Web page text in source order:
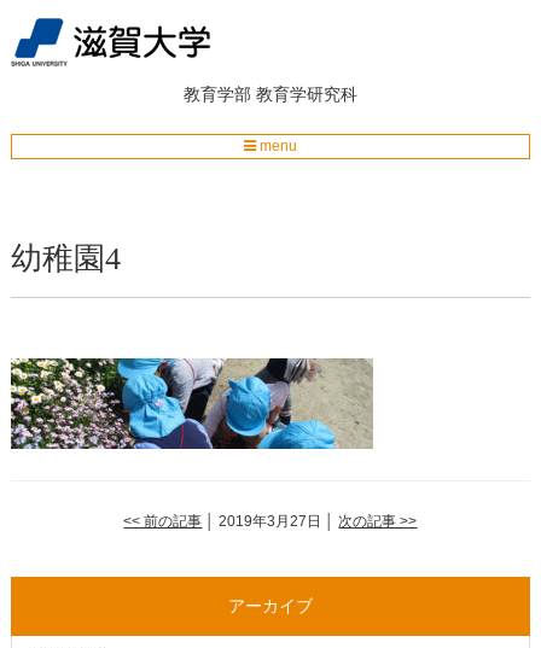
教育学部 教育学研究科
menu
幼稚園4
<< 前の記事 │ 2019年3月27日 │ 次の記事 >>
アーカイブ